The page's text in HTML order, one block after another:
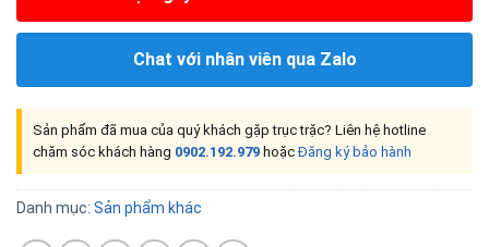
Chat với nhân viên qua Zalo
Sản phẩm đã mua của quý khách gặp trục trặc? Liên hệ hotline
chăm sóc khách hàng 0902.192.979 hoặcĐăng ký bảo hành
Danh mục: Sản phẩm khác